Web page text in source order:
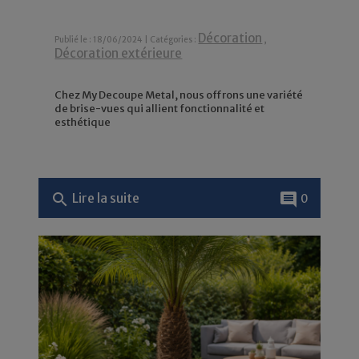
Publié le : 18/06/2024 | Catégories : Décoration
Décoration extérieure
Chez My Decoupe Metal, nous offrons une variété
de brise-vues qui allient fonctionnalité et
esthétique
search Lire la suite comment 0